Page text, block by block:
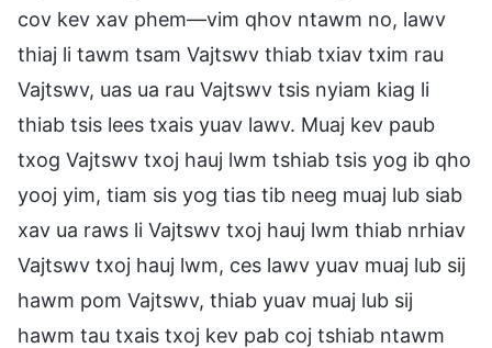
cov kev xav phem—vim qhov ntawm no, lawv
thiaj li tawm tsam Vajtswv thiab txiav txim rau
Vajtswv, uas ua rau Vajtswv tsis nyiam kiag li
thiab tsis lees txais yuav lawv. Muaj kev paub
txog Vajtswv txoj hauj lwm tshiab tsis yog ib qho
yooj yim, tiam sis yog tias tib neeg muaj lub siab
xav ua raws li Vajtswv txoj hauj lwm thiab nrhiav
Vajtswv txoj hauj lwm, ces lawv yuav muaj lub sij
hawm pom Vajtswv, thiab yuav muaj lub sij
hawm tau txais txoj kev pab coj tshiab ntawm